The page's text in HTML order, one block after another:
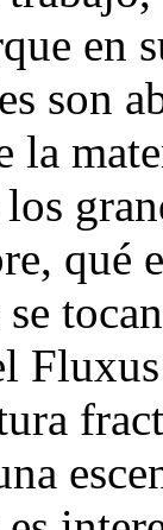
en
son
la
qué
se